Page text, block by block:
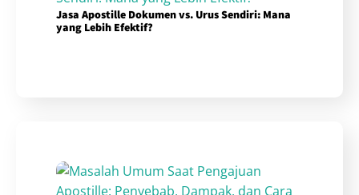
Jasa Apostille Dokumen vs. Urus Sendiri: Mana
yang Lebih Efektif?